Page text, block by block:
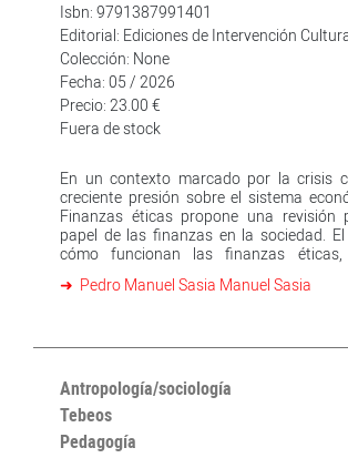
Isbn: 9791387991401
Editorial: Ediciones de Intervención
Colección: None
Fecha: 05 / 2026
Precio: 23.00 €
Fuera de stock
En un contexto marcado por la crisis
creciente presión sobre el sistema
Finanzas éticas propone una revisión
papel de las finanzas en la sociedad.
cómo funcionan las finanzas
potencial para transformar el modelo
sociales y de gobernanza), utilizado
pero que a menudo se presta a
greenwashing. Basado en casos
experiencia acumulada en torno a la
Europea de Finanzas Éticas y
Pedro Manuel Sasia Manuel Sasia
Antropología/sociología
Tebeos
Pedagogía